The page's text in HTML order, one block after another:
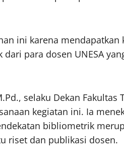
ini karena mendapatkan
para dosen UNESA
selaku Dekan Fakultas
kegiatan ini. Ia
bibliometrik
riset dan publikasi dosen.